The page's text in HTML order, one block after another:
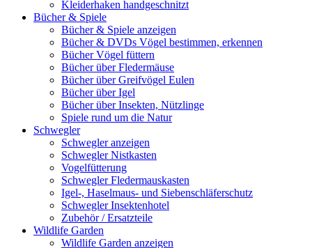
Kleiderhaken handgeschnitzt
Bücher & Spiele
Bücher & Spiele anzeigen
Bücher & DVDs Vögel bestimmen, erkennen
Bücher Vögel füttern
Bücher über Fledermäuse
Bücher über Greifvögel Eulen
Bücher über Igel
Bücher über Insekten, Nützlinge
Spiele rund um die Natur
Schwegler
Schwegler anzeigen
Schwegler Nistkasten
Vogelfütterung
Schwegler Fledermauskasten
Igel-, Haselmaus- und Siebenschläferschutz
Schwegler Insektenhotel
Zubehör / Ersatzteile
Wildlife Garden
Wildlife Garden anzeigen